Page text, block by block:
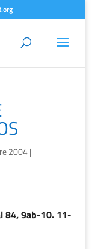
2004|
84, 9ab-10. 11-